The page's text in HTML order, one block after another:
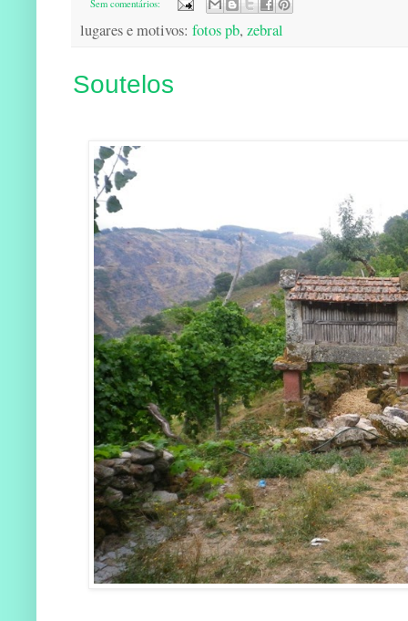
Sem comentários:
lugares e motivos: fotos pb, zebral
Soutelos